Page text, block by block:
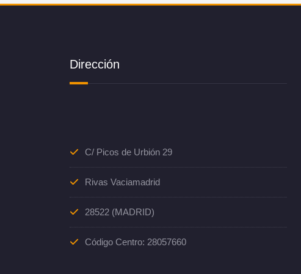
Dirección
C/ Picos de Urbión 29
Rivas Vaciamadrid
28522 (MADRID)
Código Centro: 28057660